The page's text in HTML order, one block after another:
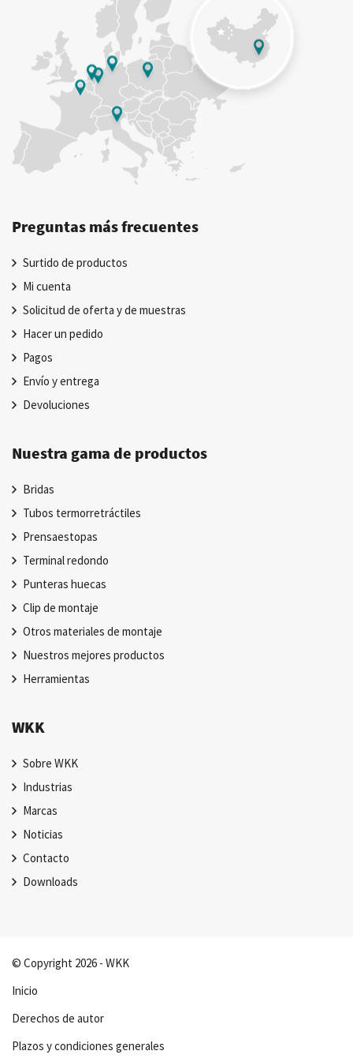
Preguntas más frecuentes
Surtido de productos
Mi cuenta
Solicitud de oferta y de muestras
Hacer un pedido
Pagos
Envío y entrega
Devoluciones
Nuestra gama de productos
Bridas
Tubos termorretráctiles
Prensaestopas
Terminal redondo
Punteras huecas
Clip de montaje
Otros materiales de montaje
Nuestros mejores productos
Herramientas
WKK
Sobre WKK
Industrias
Marcas
Noticias
Contacto
Downloads
© Copyright 2026 - WKK
Inicio
Derechos de autor
Plazos y condiciones generales